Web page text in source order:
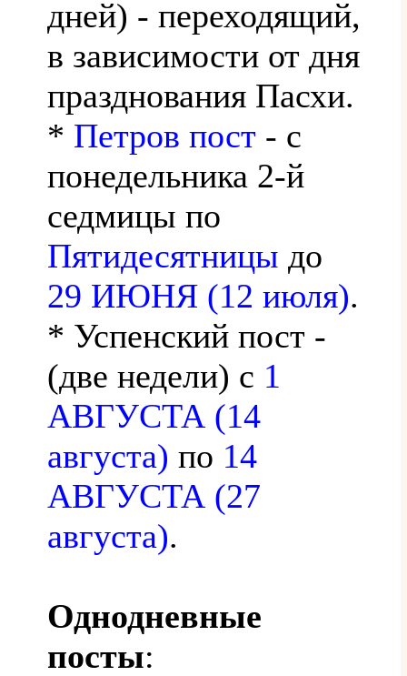
дней) - переходящий,
в зависимости от дня
празднования Пасхи.
* Петров пост - с
понедельника 2-й
седмицы по
Пятидесятницы до
29 ИЮНЯ (12 июля).
* Успенский пост -
(две недели) с 1
АВГУСТА (14
августа) по 14
АВГУСТА (27
августа).
Однодневные
посты: